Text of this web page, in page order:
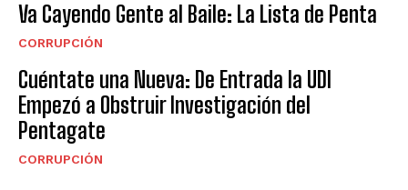
Va Cayendo Gente al Baile: La Lista de Penta
CORRUPCIÓN
Cuéntate una Nueva: De Entrada la UDI
Empezó a Obstruir Investigación del
Pentagate
CORRUPCIÓN